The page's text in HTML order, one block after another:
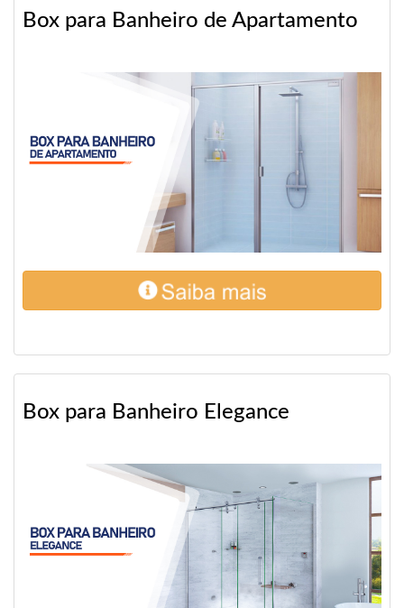
Box para Banheiro de Apartamento
Box para Banheiro Elegance